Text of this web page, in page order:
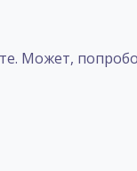
Может,